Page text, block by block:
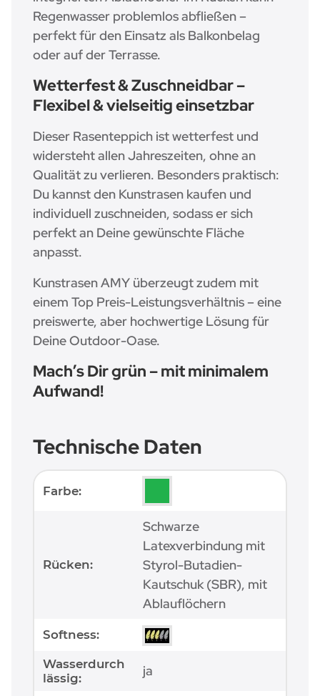
Regenwasser problemlos abfließen –
perfekt für den Einsatz als Balkonbelag
oder auf der Terrasse.
Wetterfest & Zuschneidbar –
Flexibel & vielseitig einsetzbar
Dieser Rasenteppich ist wetterfest und
widersteht allen Jahreszeiten, ohne an
Qualität zu verlieren. Besonders praktisch:
Du kannst den Kunstrasen kaufen und
individuell zuschneiden, sodass er sich
perfekt an Deine gewünschte Fläche
anpasst.
Kunstrasen AMY überzeugt zudem mit
einem Top Preis-Leistungsverhältnis – eine
preiswerte, aber hochwertige Lösung für
Deine Outdoor-Oase.
Mach’s Dir grün – mit minimalem
Aufwand!
Technische Daten
Produkteigenschaft
Wert
Farbe:
Rücken:
Schwarze
Latexverbindung mit
Styrol-Butadien-
Kautschuk (SBR), mit
Ablauflöchern
Softness:
Wasserdurch
lässig:
ja